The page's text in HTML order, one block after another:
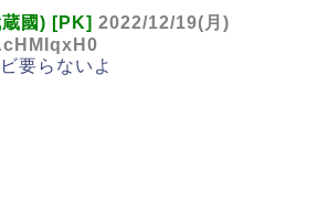
國) [PK] 2022/12/19(月)
要らないよ